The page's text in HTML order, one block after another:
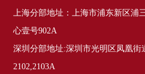
上海分部地址：上海市浦东新区浦
心壹号902A
深圳分部地址:深圳市光明区凤凰街
2102,2103A